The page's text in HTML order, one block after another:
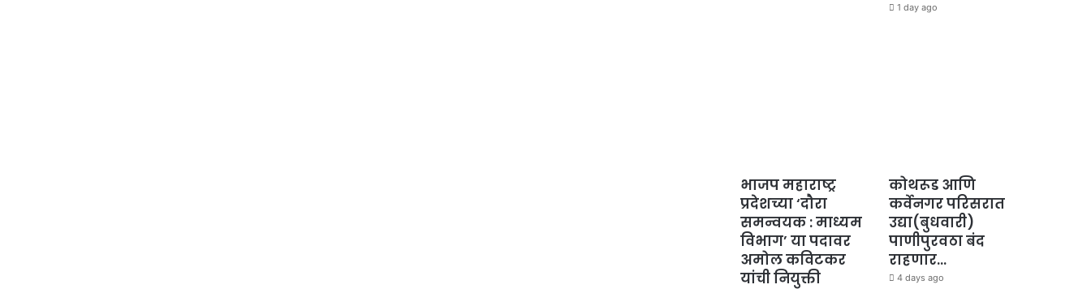
1 day ago
भाजप महाराष्ट्र
प्रदेशच्या ‘दौरा
समन्वयक : माध्यम
विभाग’ या पदावर
अमोल कविटकर
यांची नियुक्ती
कोथरूड आणि
कर्वेनगर परिसरात
उद्या(बुधवारी)
पाणीपुरवठा बंद
राहणार…
4 days ago